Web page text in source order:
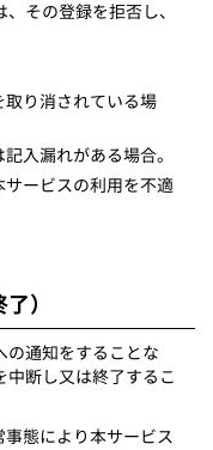
その登録を拒否し、
取り消されている場
入漏れがある場合。
サービスの利用を不適
）
の通知をすることな
中断し又は終了するこ
態により本サービス